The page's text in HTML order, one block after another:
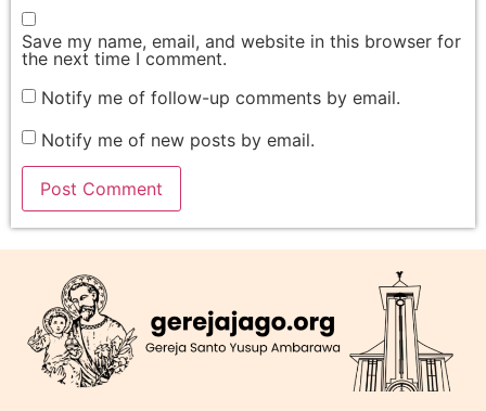
Save my name, email, and website in this browser for
the next time I comment.
Notify me of follow-up comments by email.
Notify me of new posts by email.